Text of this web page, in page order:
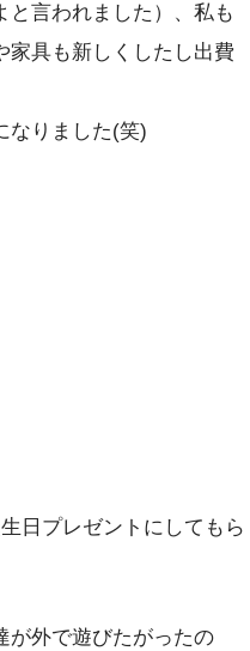
と言われました）、私も
家具も新しくしたし出費
なりました(笑)
日プレゼントにしてもら
が外で遊びたがったの